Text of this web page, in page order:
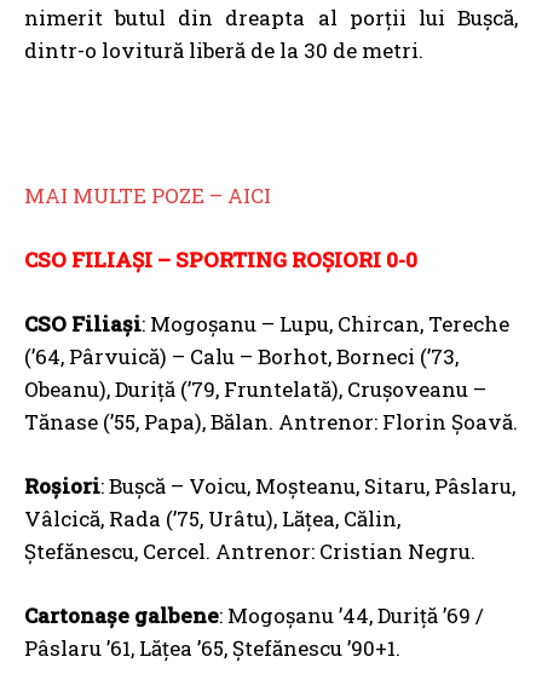
nimerit butul din dreapta al porții lui Buşcă,
dintr-o lovitură liberă de la 30 de metri.
MAI MULTE POZE – AICI
CSO FILIAȘI – SPORTING ROȘIORI 0-0
CSO Filiaşi: Mogoşanu – Lupu, Chircan, Tereche
(’64, Pârvuică) – Calu – Borhot, Borneci (’73,
Obeanu), Duriță (’79, Fruntelată), Cruşoveanu –
Tănase (’55, Papa), Bălan. Antrenor: Florin Şoavă.
Roşiori: Buşcă – Voicu, Moşteanu, Sitaru, Pâslaru,
Vâlcică, Rada (’75, Urâtu), Lățea, Călin,
Ştefănescu, Cercel. Antrenor: Cristian Negru.
Cartonaşe galbene: Mogoşanu ’44, Duriță ’69 /
Pâslaru ’61, Lățea ’65, Ştefănescu ’90+1.